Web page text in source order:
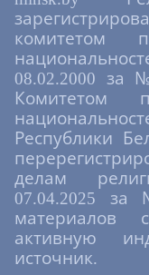
08.02.2000 за
Республики
делам
07.04.2025
материалов
активную
источник.